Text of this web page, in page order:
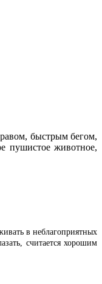
быстрым бегом,
пушистое животное,
в неблагоприятных
считается хорошим